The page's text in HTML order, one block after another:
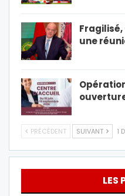
une
PRÉCÉDENT SUIVANT 1
LES